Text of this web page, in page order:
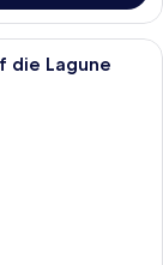
mit zwei Betten,
die Lagune